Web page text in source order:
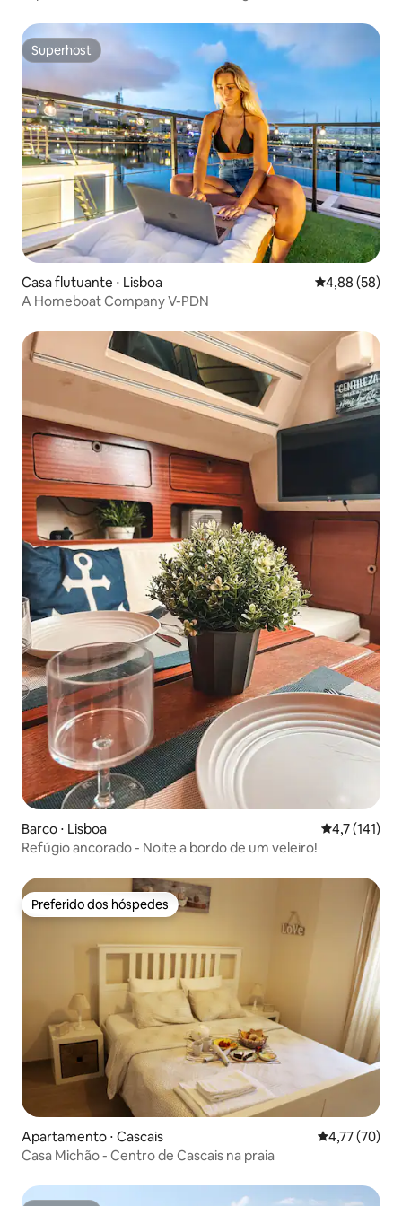
Superhost
Superhost
Casa flutuante ⋅ Lisboa 4,88 de uma
4,88 (58)
A Homeboat Company V-PDN
Barco ⋅ Lisboa 4,7 de uma
4,7 (141)
Refúgio ancorado - Noite a bordo de um veleiro!
Preferido dos hóspedes
Preferido dos hóspedes
Apartamento ⋅ Cascais 4,77 de uma
4,77 (70)
Casa Michão - Centro de Cascais na praia